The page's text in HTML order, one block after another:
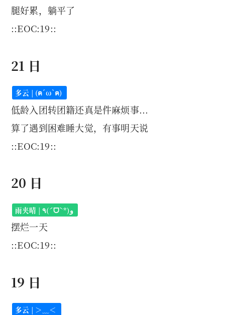
腿好累，躺平了
::EOC:19::
21 日
多云 | (ฅ´ω`ฅ)
低龄入团转团籍还真是件麻烦事...
算了遇到困难睡大觉，有事明天说
::EOC:19::
20 日
雨夹晴 | ٩(ˊᗜˋ*)و
摆烂一天
::EOC:19::
19 日
多云 | ＞﹏＜